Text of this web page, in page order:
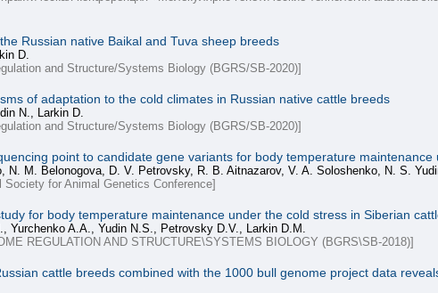
Russian native Baikal and Tuva sheep breeds
D.
and Structure/Systems Biology (BGRS/SB-2020)]
of adaptation to the cold climates in Russian native cattle breeds
N., Larkin D.
and Structure/Systems Biology (BGRS/SB-2020)]
point to candidate gene variants for body temperature
N. M. Belonogova, D. V. Petrovsky, R. B. Aitnazarov, V. A. Soloshenko, N. S.
Society for Animal Genetics Conference]
for body temperature maintenance under the cold stress in Siberian
Yurchenko A.A., Yudin N.S., Petrovsky D.V., Larkin D.M.
REGULATION AND STRUCTURE\SYSTEMS BIOLOGY (BGRS\SB-2018)]
cattle breeds combined with the 1000 bull genome project data